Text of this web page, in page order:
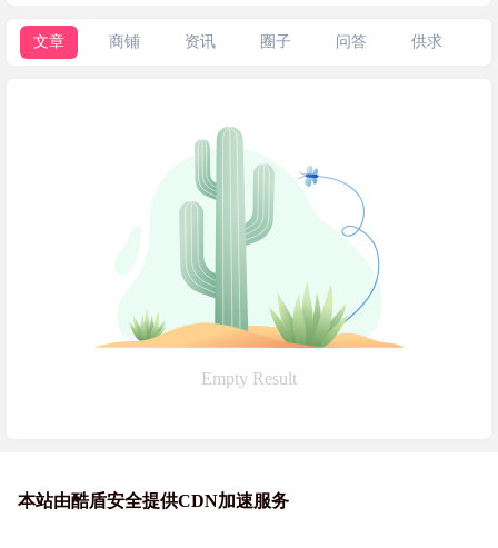
文章 商铺 资讯 圈子 问答 供求
Empty Result
本站由酷盾安全提供CDN加速服务